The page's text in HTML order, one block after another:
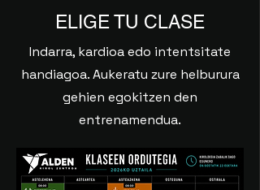
ELIGE TU CLASE
Indarra, kardioa edo intentsitate
handiagoa. Aukeratu zure helburura
gehien egokitzen den
entrenamendua.